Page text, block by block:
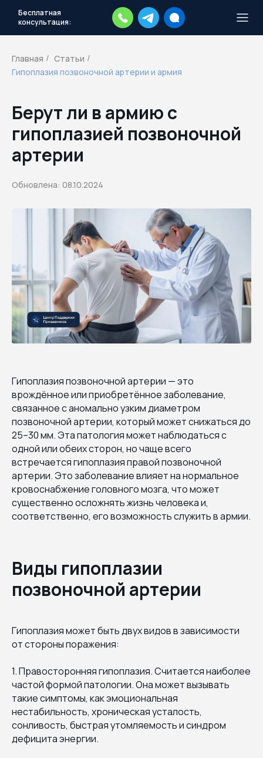
Бесплатная
консультация:
Главная / Статьи /
Гипоплазия позвоночной артерии и армия
Берут ли в армию с
гипоплазией позвоночной
артерии
Обновлена: 08.10.2024
Гипоплазия позвоночной артерии — это
врождённое или приобретённое заболевание,
связанное с аномально узким диаметром
позвоночной артерии, который может снижаться до
25–30 мм. Эта патология может наблюдаться с
одной или обеих сторон, но чаще всего
встречается гипоплазия правой позвоночной
артерии. Это заболевание влияет на нормальное
кровоснабжение головного мозга, что может
существенно осложнять жизнь человека и,
соответственно, его возможность служить в армии.
Виды гипоплазии
позвоночной артерии
Гипоплазия может быть двух видов в зависимости
от стороны поражения:
1. Правосторонняя гипоплазия. Считается наиболее
частой формой патологии. Она может вызывать
такие симптомы, как эмоциональная
нестабильность, хроническая усталость,
сонливость, быстрая утомляемость и синдром
дефицита энергии.
каждый день.
действий